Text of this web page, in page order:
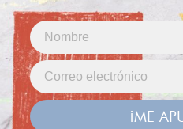
¡ME